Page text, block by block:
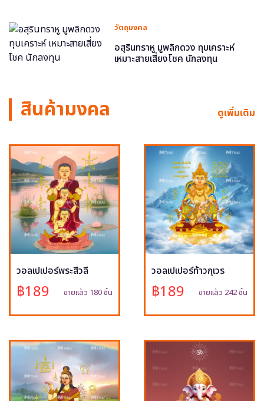
วัตถุมงคล
อสุรินทราหู มูพลิกดวง ทุบเคราะห์
เหมาะสายเสี่ยงโชค นักลงทุน
สินค้ามงคล ดูเพิ่มเติม
วอลเปเปอร์พระสีวลี
฿189 ขายแล้ว 180 ชิ้น
วอลเปเปอร์ท้าวกุเวร
฿189 ขายแล้ว 242 ชิ้น